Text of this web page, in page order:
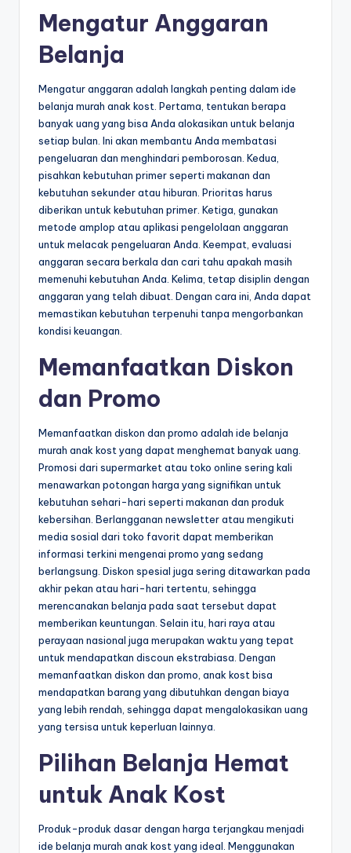
Mengatur Anggaran
Belanja
Mengatur anggaran adalah langkah penting dalam ide
belanja murah anak kost. Pertama, tentukan berapa
banyak uang yang bisa Anda alokasikan untuk belanja
setiap bulan. Ini akan membantu Anda membatasi
pengeluaran dan menghindari pemborosan. Kedua,
pisahkan kebutuhan primer seperti makanan dan
kebutuhan sekunder atau hiburan. Prioritas harus
diberikan untuk kebutuhan primer. Ketiga, gunakan
metode amplop atau aplikasi pengelolaan anggaran
untuk melacak pengeluaran Anda. Keempat, evaluasi
anggaran secara berkala dan cari tahu apakah masih
memenuhi kebutuhan Anda. Kelima, tetap disiplin dengan
anggaran yang telah dibuat. Dengan cara ini, Anda dapat
memastikan kebutuhan terpenuhi tanpa mengorbankan
kondisi keuangan.
Memanfaatkan Diskon
dan Promo
Memanfaatkan diskon dan promo adalah ide belanja
murah anak kost yang dapat menghemat banyak uang.
Promosi dari supermarket atau toko online sering kali
menawarkan potongan harga yang signifikan untuk
kebutuhan sehari-hari seperti makanan dan produk
kebersihan. Berlangganan newsletter atau mengikuti
media sosial dari toko favorit dapat memberikan
informasi terkini mengenai promo yang sedang
berlangsung. Diskon spesial juga sering ditawarkan pada
akhir pekan atau hari-hari tertentu, sehingga
merencanakan belanja pada saat tersebut dapat
memberikan keuntungan. Selain itu, hari raya atau
perayaan nasional juga merupakan waktu yang tepat
untuk mendapatkan discoun ekstrabiasa. Dengan
memanfaatkan diskon dan promo, anak kost bisa
mendapatkan barang yang dibutuhkan dengan biaya
yang lebih rendah, sehingga dapat mengalokasikan uang
yang tersisa untuk keperluan lainnya.
Pilihan Belanja Hemat
untuk Anak Kost
Produk-produk dasar dengan harga terjangkau menjadi
ide belanja murah anak kost yang ideal. Menggunakan